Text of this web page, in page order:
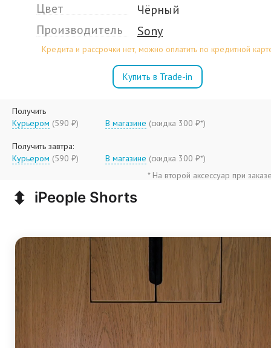
Цвет
Чёрный
Производитель
Sony
Кредита и рассрочки нет, можно оплатить по кредитной
Купить в Trade-in
Получить
Курьером (590 ₽) В магазине (скидка 300 ₽*)
Получить завтра:
Курьером (590 ₽) В магазине (скидка 300 ₽*)
* На второй аксессуар при
⬍ iPeople Shorts